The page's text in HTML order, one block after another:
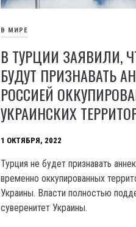
В МИРЕ
В ТУРЦИИ ЗАЯВИЛИ,
БУДУТ ПРИЗНАВАТЬ
РОССИЕЙ
УКРАИНСКИХ
1 ОКТЯБРЯ, 2022
Турция не будет признавать
временно оккупированных
Украины. Власти полностью
суверенитет Украины.